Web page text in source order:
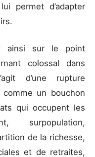
permet d’adapter
ainsi sur le point
colossal dans
d’une rupture
un bouchon
qui occupent les
surpopulation,
de la richesse,
et de retraites,